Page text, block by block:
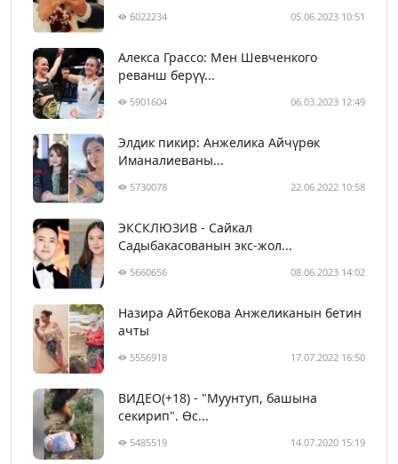
6022234 05.06.2023 10:51
Алекса Грассо: Мен Шевченкого
реванш берүү...
5901604 06.03.2023 12:49
Элдик пикир: Анжелика Айчүрөк
Иманалиеваны...
5730078 22.06.2022 10:58
ЭКСКЛЮЗИВ - Сайкал
Садыбакасованын экс-жол...
5660656 08.06.2023 14:02
Назира Айтбекова Анжеликанын бетин
ачты
5556918 17.07.2022 16:50
ВИДЕО(+18) - "Муунтуп, башына
секирип". Өс...
5485519 14.07.2020 15:19